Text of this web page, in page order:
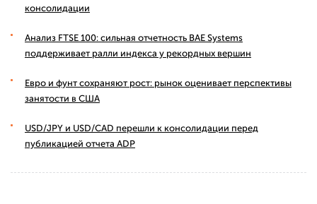
консолидации
Анализ FTSE 100: сильная отчетность BAE Systems
поддерживает ралли индекса у рекордных вершин
Евро и фунт сохраняют рост: рынок оценивает перспективы
занятости в США
USD/JPY и USD/CAD перешли к консолидации перед
публикацией отчета ADP